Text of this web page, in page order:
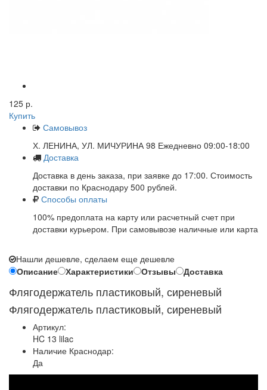
125 р.
Купить
Самовывоз
Х. ЛЕНИНА, УЛ. МИЧУРИНА 98 Ежедневно 09:00-18:00
Доставка
Доставка в день заказа, при заявке до 17:00. Стоимость
доставки по Краснодару 500 рублей.
Способы оплаты
100% предоплата на карту или расчетный счет при
доставки курьером. При самовывозе наличные или карта
Нашли дешевле, сделаем еще дешевле
Описание
Характеристики Отзывы Доставка
Флягодержатель пластиковый, сиреневый
Флягодержатель пластиковый, сиреневый
Артикул:
HC 13 lilac
Наличие Краснодар:
Да